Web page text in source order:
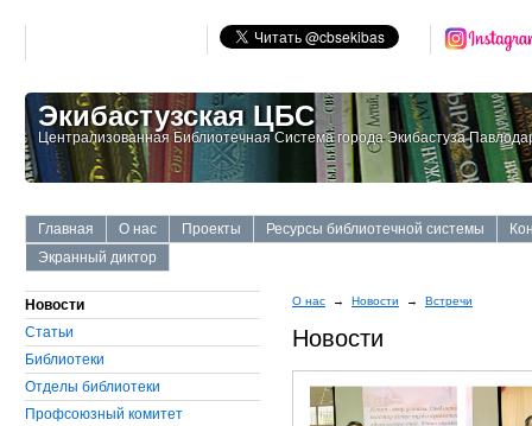
Экибастузская ЦБС
Централизованная Библиотечная Система города Экибастуза
Главная О нас Проекты Ресурсы библиотечной системы
Экранный диктор
Новости
Статьи
Библиотеки
Отделы библиотеки
Профсоюзный комитет
О нас → Новости → Встречи
Новости